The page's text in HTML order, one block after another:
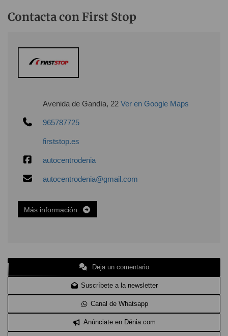
Contacta con First Stop
Avenida de Gandía, 22 Ver en Google Maps
965787725
firststop.es
autocentrodenia
autocentrodenia@gmail.com
Más información
Deja un comentario
Suscríbete a la newsletter
Canal de Whatsapp
Anúnciate en Dénia.com